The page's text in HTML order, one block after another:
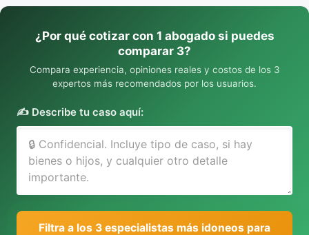
¿Por qué cotizar con 1 abogado si puedes
comparar 3?
Compara experiencia, opiniones reales y costos de los 3
expertos más recomendados por los usuarios.
✍️ Describe tu caso aquí:
Filtra a los 3 especialistas más idoneos para